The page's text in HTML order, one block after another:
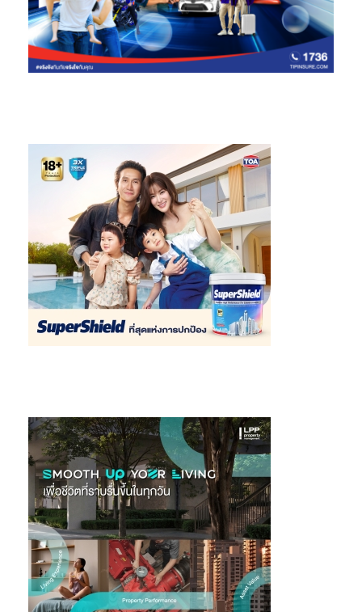
นายธนพงษ์ กล่าวเพิ่มเติมว่าการลงทุนของ บีคอน วีซี ผ่านBeacon
Impact Fund ไม่เพียงช่วยต่อยอดยุทธศาสตร์ด้านความยั่งยืนของ
ธนาคารกสิกรไทย แต่ยังเป็นการเสริมสร้างระบบนิเวศของธุรกิจที่ใช้
พลังงานสะอาด การบริหารห่วงโซ่อุปทานอย่างชาญฉลาด และการส่ง
เสริมการเข้าถึงทางการเงินอย่างทั่วถึง การลงทุนจะให้ความสำคัญกับ
นวัตกรรมที่มีศักยภาพเติบโตสูง ใช้เงินลงทุนต่ำ และปรับตัวได้ดีใน
สภาพแวดล้อมการแข่งขัน นอกจากนี้ บีคอน วีซี ยังให้ความสำคัญกับ
โซลูชันที่สนับสนุนการเข้าถึงทางการเงินแบบยั่งยืน โดยเฉพาะสำหรับ
ธุรกิจขนาดกลางและขนาดย่อยในเอเชียตะวันออกเฉียงใต้ ทั้งนี้ บริษัท
พร้อมนำประสบการณ์จากการลงทุนในต่างประเทศกลับมาพัฒนาระบบ
นิเวศในประเทศไทย เพื่อกระตุ้นการเติบโตของสตาร์ทอัพไทย และสร้าง
ผลกระทบเชิงบวกทั้งในระดับภูมิภาคและระดับโลกในอนาคต